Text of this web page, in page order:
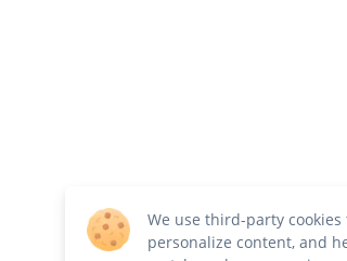
We use third-party
personalize content, and